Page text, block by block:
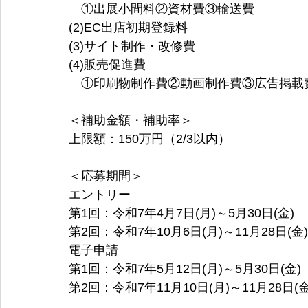
①出展小間料②資材費③輸送費
(2)EC出店初期登録料
(3)サイト制作・改修費
(4)販売促進費
①印刷物制作費②動画制作費③広告掲載
＜補助金額・補助率＞
上限額：150万円（2/3以内）
＜応募期間＞
エントリー
第1回：令和7年4月7日(月)～5月30日(金)
第2回：令和7年10月6日(月)～11月28日(金)
電子申請
第1回：令和7年5月12日(月)～5月30日(金)
第2回：令和7年11月10日(月)～11月28日(